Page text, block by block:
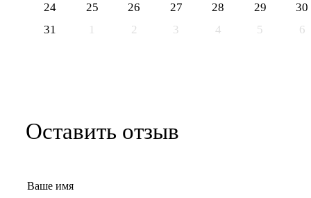
24
25 26 27 28 29
30
31
1 2 3 4 5 6
Оставить отзыв